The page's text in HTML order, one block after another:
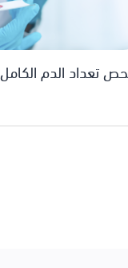
تعداد الدم الكامل